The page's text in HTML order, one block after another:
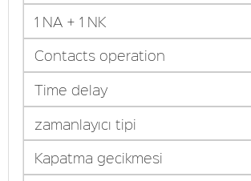
1 NA + 1 NK
Contacts operation
Time delay
zamanlayıcı tipi
Kapatma gecikmesi